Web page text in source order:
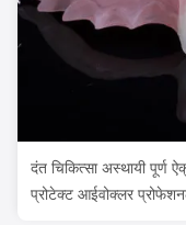
दंत चिकित्सा अस्थायी पूर्ण
प्रोटेक्ट आईवोक्लर